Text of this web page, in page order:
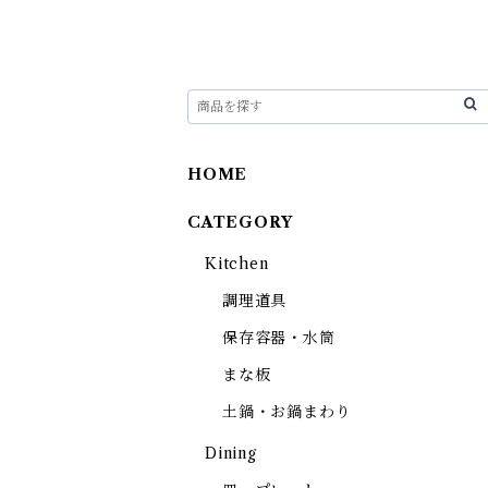
HOME
CATEGORY
Kitchen
調理道具
保存容器・水筒
まな板
土鍋・お鍋まわり
Dining